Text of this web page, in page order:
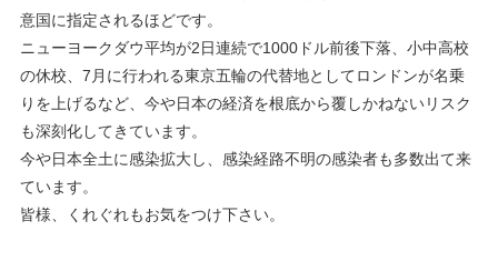
意国に指定されるほどです。
ニューヨークダウ平均が2日連続で1000ドル前後下落、小中高校
の休校、7月に行われる東京五輪の代替地としてロンドンが名乗
りを上げるなど、今や日本の経済を根底から覆しかねないリスク
も深刻化してきています。
今や日本全土に感染拡大し、感染経路不明の感染者も多数出て来
ています。
皆様、くれぐれもお気をつけ下さい。